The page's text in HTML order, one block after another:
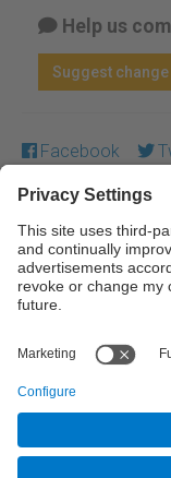
Help us
Suggest change
Facebook
Except where
licensed under a
NonCommercial-